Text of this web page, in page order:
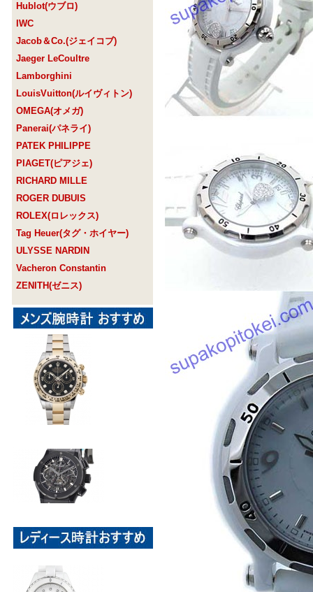
Hublot(ウブロ)
IWC
Jacob＆Co.(ジェイコブ)
Jaeger LeCoultre
Lamborghini
LouisVuitton(ルイヴィトン)
OMEGA(オメガ)
Panerai(パネライ)
PATEK PHILIPPE
PIAGET(ピアジェ)
RICHARD MILLE
ROGER DUBUIS
ROLEX(ロレックス)
Tag Heuer(タグ・ホイヤー)
ULYSSE NARDIN
Vacheron Constantin
ZENITH(ゼニス)